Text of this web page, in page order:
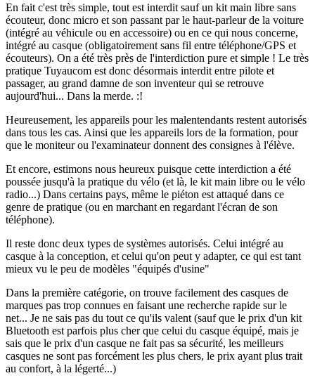
En fait c'est très simple, tout est interdit sauf un kit main libre sans
écouteur, donc micro et son passant par le haut-parleur de la voiture
(intégré au véhicule ou en accessoire) ou en ce qui nous concerne,
intégré au casque (obligatoirement sans fil entre téléphone/GPS et
écouteurs). On a été très près de l'interdiction pure et simple ! Le très
pratique Tuyaucom est donc désormais interdit entre pilote et
passager, au grand damne de son inventeur qui se retrouve
aujourd'hui... Dans la merde. :!
Heureusement, les appareils pour les malentendants restent autorisés
dans tous les cas. Ainsi que les appareils lors de la formation, pour
que le moniteur ou l'examinateur donnent des consignes à l'élève.
Et encore, estimons nous heureux puisque cette interdiction a été
poussée jusqu'à la pratique du vélo (et là, le kit main libre ou le vélo
radio...) Dans certains pays, même le piéton est attaqué dans ce
genre de pratique (ou en marchant en regardant l'écran de son
téléphone).
Il reste donc deux types de systèmes autorisés. Celui intégré au
casque à la conception, et celui qu'on peut y adapter, ce qui est tant
mieux vu le peu de modèles "équipés d'usine"
Dans la première catégorie, on trouve facilement des casques de
marques pas trop connues en faisant une recherche rapide sur le
net... Je ne sais pas du tout ce qu'ils valent (sauf que le prix d'un kit
Bluetooth est parfois plus cher que celui du casque équipé, mais je
sais que le prix d'un casque ne fait pas sa sécurité, les meilleurs
casques ne sont pas forcément les plus chers, le prix ayant plus trait
au confort, à la légerté...)